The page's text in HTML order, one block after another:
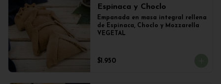
Espinaca y Choclo
Empanada en masa integral rellena
de Espinaca, Choclo y Mozzarella
VEGETAL
$1.950